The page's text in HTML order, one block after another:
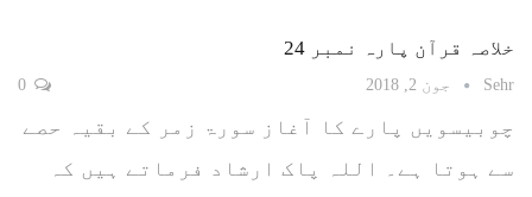
خلاصہ قرآن پارہ نمبر 24
Sehr جون 2, 2018
چوبیسویں پارے کا آغاز سورۃ زمر کے بقیہ حصے
سے ہوتا ہے۔ اللہ پاک ارشاد فرماتے ہیں کہ